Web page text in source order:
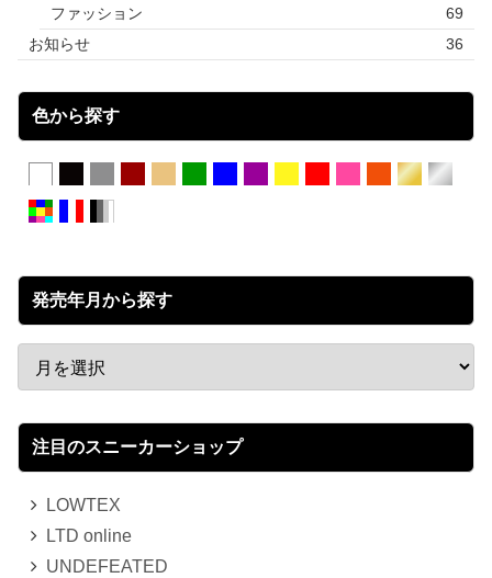
ファッション
69
お知らせ
36
色から探す
発売年月から探す
注目のスニーカーショップ
LOWTEX
LTD online
UNDEFEATED